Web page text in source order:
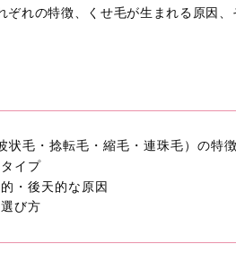
ぞれの特徴、くせ毛が生まれる原因
状毛・捻転毛・縮毛・連珠毛）の特
イプ
・後天的な原因
び方